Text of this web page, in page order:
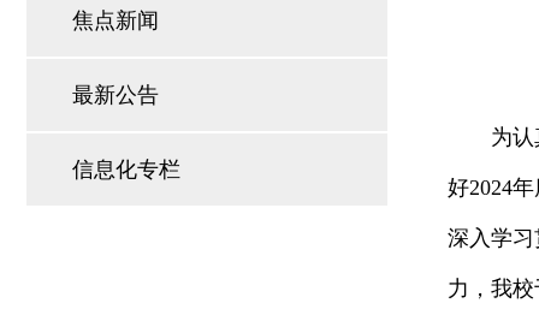
焦点新闻
最新公告
信息化专栏
为
好2024
深入学
力，我